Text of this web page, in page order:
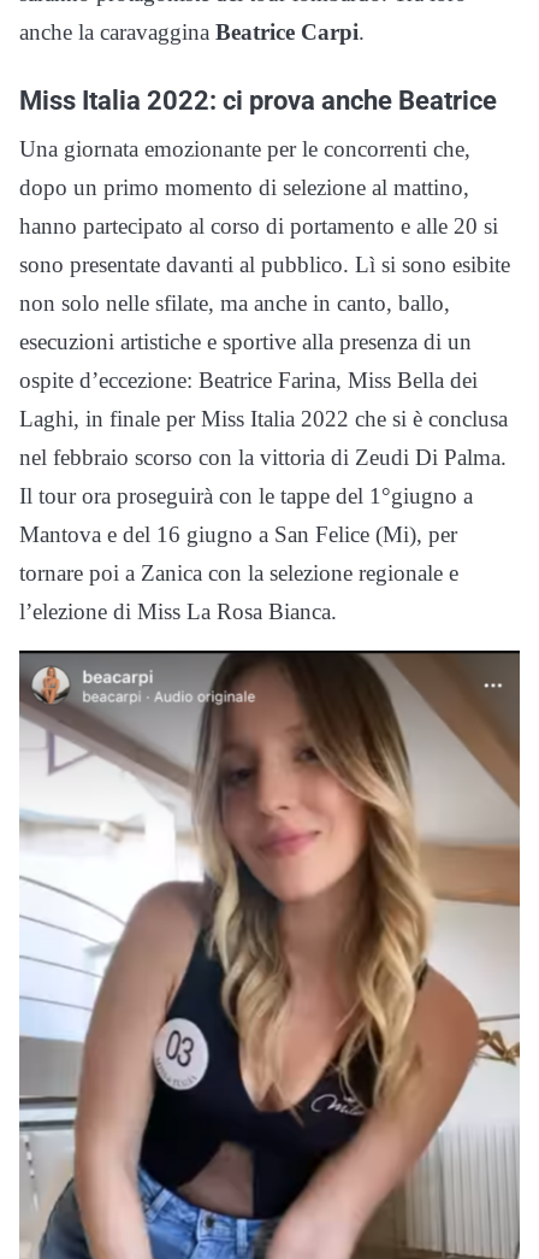
anche la caravaggina Beatrice Carpi.
Miss Italia 2022: ci prova anche Beatrice
Una giornata emozionante per le concorrenti che,
dopo un primo momento di selezione al mattino,
hanno partecipato al corso di portamento e alle 20 si
sono presentate davanti al pubblico. Lì si sono esibite
non solo nelle sfilate, ma anche in canto, ballo,
esecuzioni artistiche e sportive alla presenza di un
ospite d’eccezione: Beatrice Farina, Miss Bella dei
Laghi, in finale per Miss Italia 2022 che si è conclusa
nel febbraio scorso con la vittoria di Zeudi Di Palma.
Il tour ora proseguirà con le tappe del 1°giugno a
Mantova e del 16 giugno a San Felice (Mi), per
tornare poi a Zanica con la selezione regionale e
l’elezione di Miss La Rosa Bianca.